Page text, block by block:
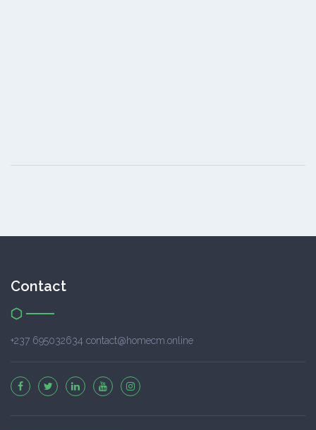
Contact
+237 695032634 contact@homecm.online